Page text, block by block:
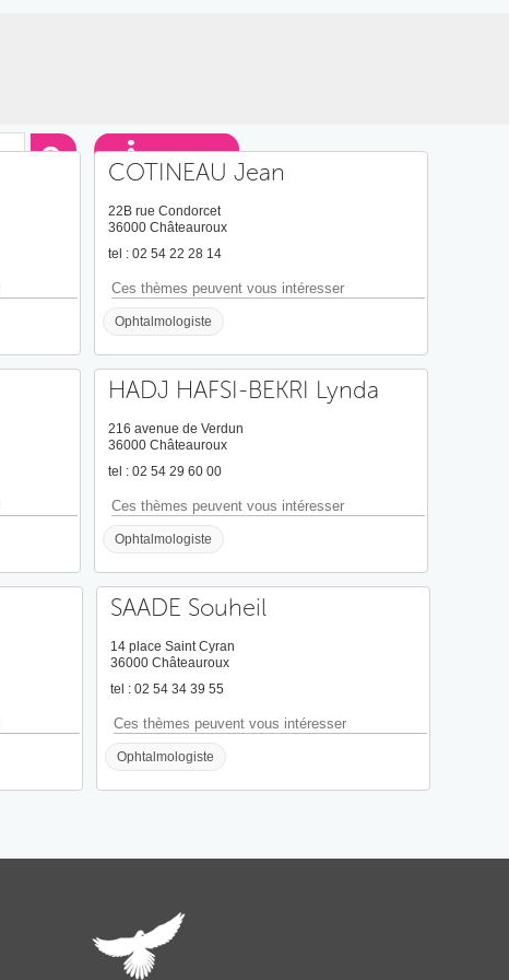
COTINEAU Jean
22B rue Condorcet
36000 Châteauroux
tel : 02 54 22 28 14
Ces thèmes peuvent vous intéresser
Ophtalmologiste
HADJ HAFSI-BEKRI Lynda
216 avenue de Verdun
36000 Châteauroux
tel : 02 54 29 60 00
Ces thèmes peuvent vous intéresser
Ophtalmologiste
SAADE Souheil
14 place Saint Cyran
36000 Châteauroux
tel : 02 54 34 39 55
Ces thèmes peuvent vous intéresser
Ophtalmologiste